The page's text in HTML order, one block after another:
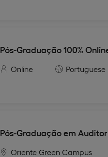
Pós-Graduação 100%
Online Portuguese
Pós-Graduação em
Oriente Green Campus